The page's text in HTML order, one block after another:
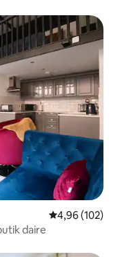
5 üzerinden
4,96 (102)
daire